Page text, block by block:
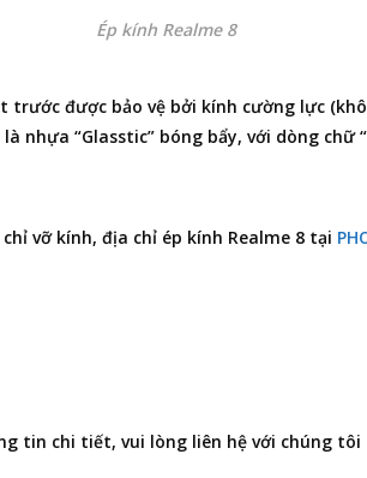
Ép kính Realme 8
được bảo vệ bởi kính cường lực
nhựa “Glasstic” bóng bẩy, với dòng chữ
vỡ kính, địa chỉ ép kính Realme 8 tại
tin chi tiết, vui lòng liên hệ với chúng tôi